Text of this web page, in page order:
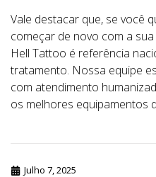
Vale destacar que, se você
começar de novo com a
Hell Tattoo é referência
tratamento. Nossa equipe
com atendimento
os melhores equipamentos
Julho 7, 2025